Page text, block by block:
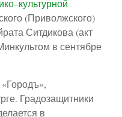
(Приволжского)
Ситдикова (акт
в сентябре
Градозащитники
в